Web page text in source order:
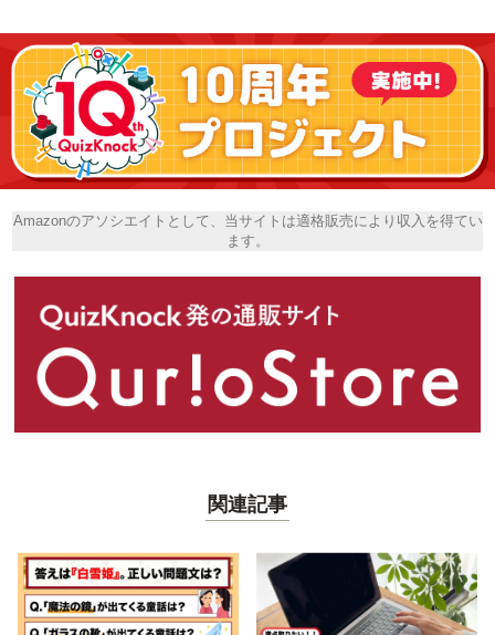
Amazonのアソシエイトとして、当サイトは適格販売により収入を得てい
ます。
関連記事